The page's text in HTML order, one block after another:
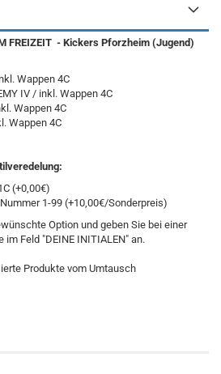
FREIZEIT - Kickers Pforzheim (Jugend)
Wappen 4C
IV / inkl. Wappen 4C
Wappen 4C
Wappen 4C
(+0,00€)
1-99 (+10,00€/Sonderpreis)
Option und geben Sie bei einer
Feld "DEINE INITIALEN" an.
Produkte vom Umtausch